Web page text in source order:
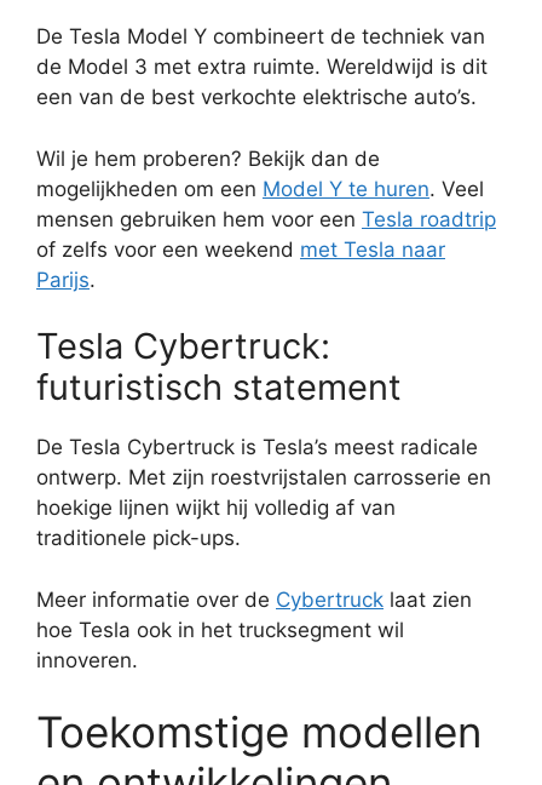
De Tesla Model Y combineert de techniek van
de Model 3 met extra ruimte. Wereldwijd is dit
een van de best verkochte elektrische auto’s.
Wil je hem proberen? Bekijk dan de
mogelijkheden om een Model Y te huren. Veel
mensen gebruiken hem voor een Tesla roadtrip
of zelfs voor een weekend met Tesla naar
Parijs.
Tesla Cybertruck:
futuristisch statement
De Tesla Cybertruck is Tesla’s meest radicale
ontwerp. Met zijn roestvrijstalen carrosserie en
hoekige lijnen wijkt hij volledig af van
traditionele pick-ups.
Meer informatie over de Cybertruck laat zien
hoe Tesla ook in het trucksegment wil
innoveren.
Toekomstige modellen